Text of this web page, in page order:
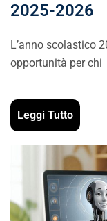
2025-2026
L’anno scolastico
opportunità per chi
Leggi Tutto